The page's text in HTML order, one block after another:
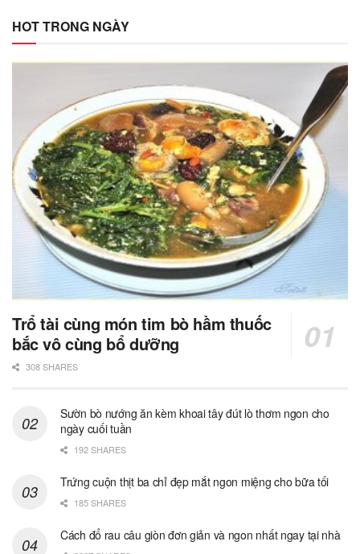
HOT TRONG NGÀY
Trổ tài cùng món tim bò hầm thuốc
bắc vô cùng bổ dưỡng
308 SHARES
Sườn bò nướng ăn kèm khoai tây đút lò thơm ngon cho
ngày cuối tuần
192 SHARES
Trứng cuộn thịt ba chỉ đẹp mắt ngon miệng cho bữa tối
185 SHARES
Cách đổ rau câu giòn đơn giản và ngon nhất ngay tại nhà